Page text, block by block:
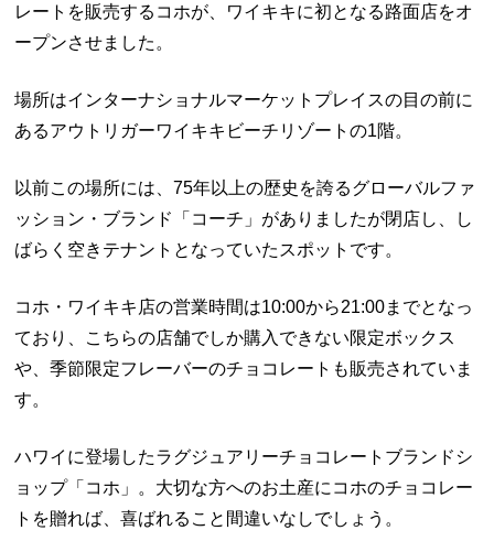
レートを販売するコホが、ワイキキに初となる路面店をオ
ープンさせました。
場所はインターナショナルマーケットプレイスの目の前に
あるアウトリガーワイキキビーチリゾートの1階。
以前この場所には、75年以上の歴史を誇るグローバルファ
ッション・ブランド「コーチ」がありましたが閉店し、し
ばらく空きテナントとなっていたスポットです。
コホ・ワイキキ店の営業時間は10:00から21:00までとなっ
ており、こちらの店舗でしか購入できない限定ボックス
や、季節限定フレーバーのチョコレートも販売されていま
す。
ハワイに登場したラグジュアリーチョコレートブランドシ
ョップ「コホ」。大切な方へのお土産にコホのチョコレー
トを贈れば、喜ばれること間違いなしでしょう。